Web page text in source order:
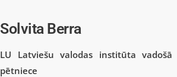
Solvita Berra
LU Latviešu valodas institūta vadošā
pētniece